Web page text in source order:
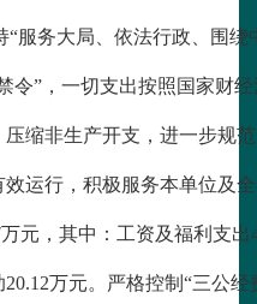
“服务大局、依法行政、围
令”，一切支出按照国家财
缩非生产开支，进一步规
运行，积极服务本单位及
万元，其中：工资及福利支出
万元。严格控制“三公经